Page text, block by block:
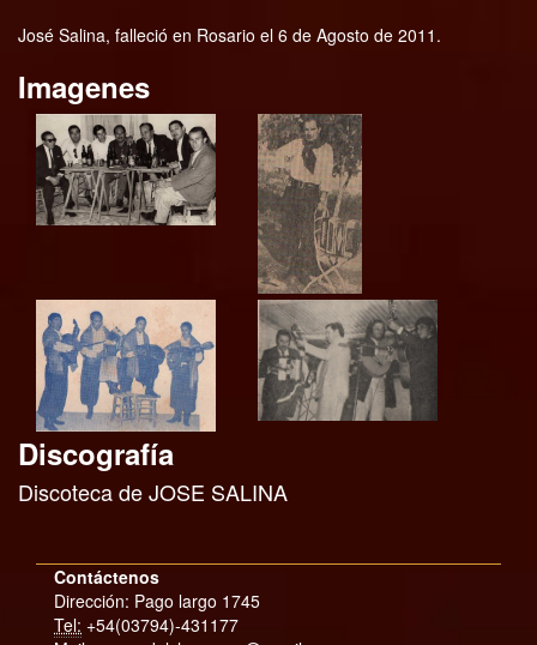
José Salina, falleció en Rosario el 6 de Agosto de 2011.
Imagenes
Discografía
Discoteca de JOSE SALINA
Contáctenos
Dirección: Pago largo 1745
Tel: +54(03794)-431177